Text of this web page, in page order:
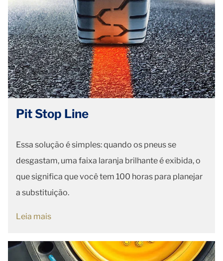
Pit Stop Line
Essa solução é simples: quando os pneus se
desgastam, uma faixa laranja brilhante é exibida, o
que significa que você tem 100 horas para planejar
a substituição.
Leia mais